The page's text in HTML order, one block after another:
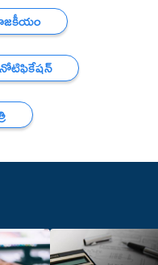
నోటిఫికేషన్